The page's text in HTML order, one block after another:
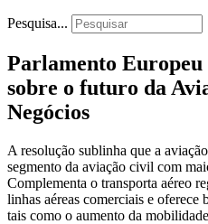
Pesquisa...
Parlamento Europeu
sobre o futuro da
Negócios
A resolução sublinha que a
segmento da aviação civil com
Complementa o transporta aéreo
linhas aéreas comerciais e oferece
tais como o aumento da